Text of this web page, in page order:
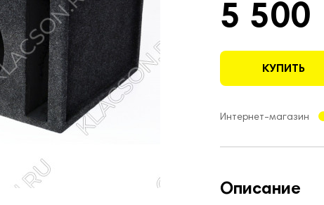
5 500
КУПИТЬ
Интернет-магазин
Описание